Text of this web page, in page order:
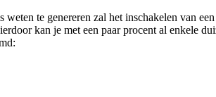
weten te genereren zal het inschakelen van
kan je met een paar procent al enkele